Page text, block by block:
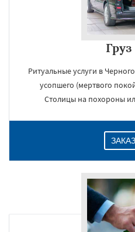
Ритуальные услуги в
усопшего (мертвого
Столицы на похороны